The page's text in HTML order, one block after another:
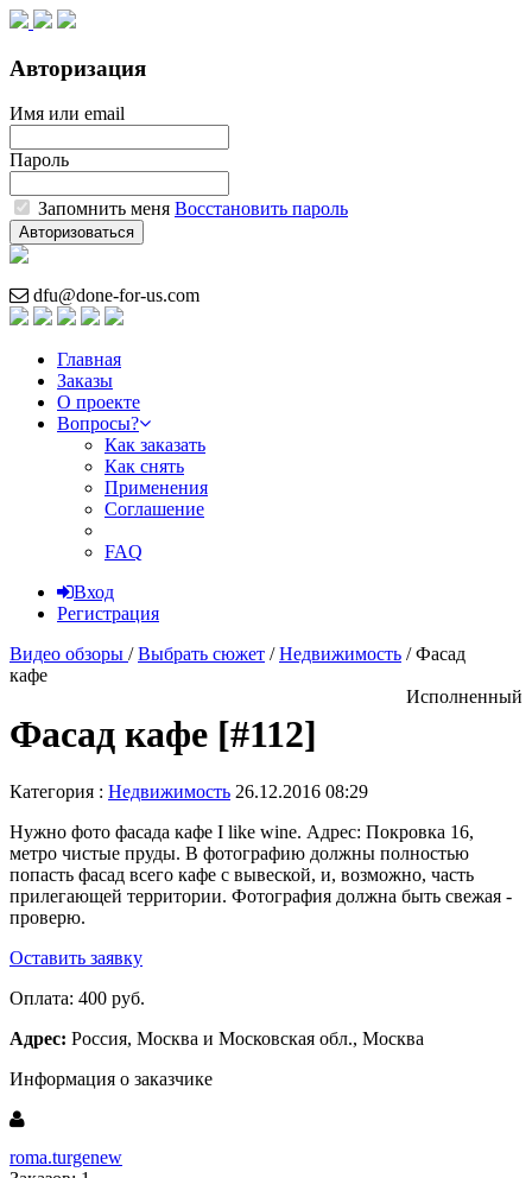
Авторизация
Имя или email
Пароль
Запомнить меня Восстановить пароль
Авторизоваться
dfu@done-for-us.com
Главная
Заказы
О проекте
Вопросы?
Как заказать
Как снять
Применения
Соглашение
FAQ
Вход
Регистрация
Видео обзоры /Выбрать сюжет /Недвижимость /Фасад
кафе
Исполненный
Фасад кафе [#112]
Категория : Недвижимость 26.12.2016 08:29
Нужно фото фасада кафе I like wine. Адрес: Покровка 16,
метро чистые пруды. В фотографию должны полностью
попасть фасад всего кафе с вывеской, и, возможно, часть
прилегающей территории. Фотография должна быть свежая -
проверю.
Оставить заявку
Оплата: 400 руб.
Адрес: Россия, Москва и Московская обл., Москва
Информация о заказчике
roma.turgenew